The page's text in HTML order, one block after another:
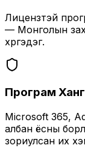
Лицензтэй
— Монголын
хүргэдэг.
Програм
Microsoft 365,
албан ёсны
зориулсан их